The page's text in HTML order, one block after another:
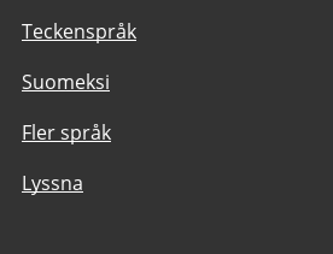
Teckenspråk
Suomeksi
Fler språk
Lyssna